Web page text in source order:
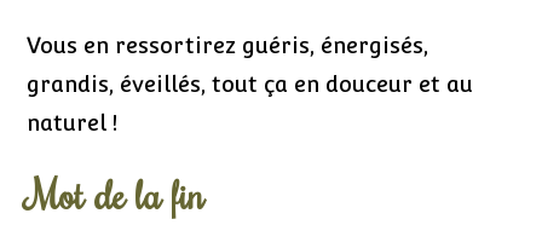
Vous en ressortirez guéris, énergisés,
grandis, éveillés, tout ça en douceur et au
naturel !
Mot de la fin